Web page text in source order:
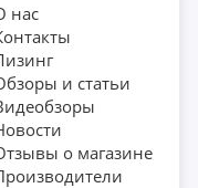
нас
и статьи
о магазине